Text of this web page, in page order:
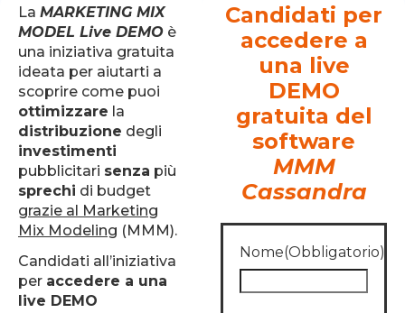
La MARKETING MIX
MODEL Live DEMO è
una iniziativa gratuita
ideata per aiutarti a
scoprire come puoi
ottimizzare la
distribuzione degli
investimenti
pubblicitari senza più
sprechi di budget
grazie al Marketing
Mix Modeling (MMM).
Candidati all’iniziativa
per accedere a una
live DEMO
Candidati per
accedere a
una live
DEMO
gratuita del
software
MMM
Cassandra
Nome(Obbligatorio)